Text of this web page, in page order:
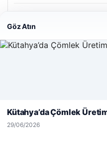
Web sitemizi nasıl
deneyiminizi kişiselleştirmek
Reddet
Göz Atın
Kütahya’da Çömlek
29/06/2026